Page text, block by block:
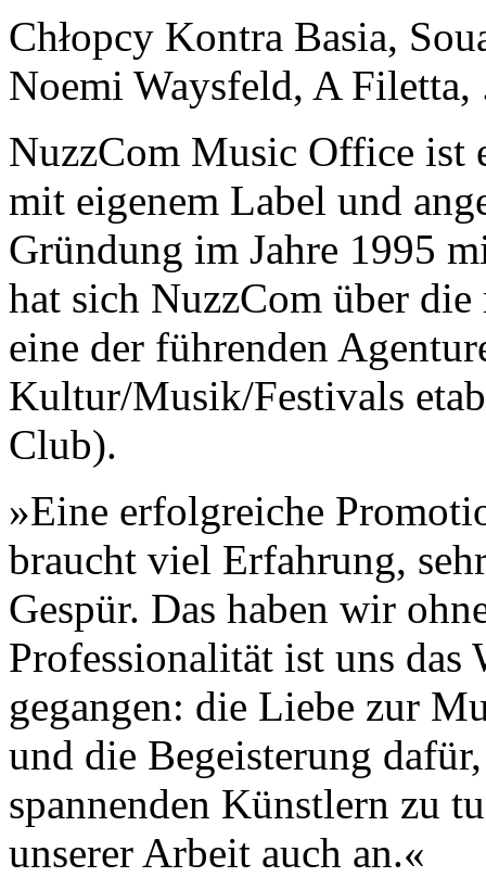
Chłopcy Kontra Basia,
Noemi Waysfeld, A Filetta,
NuzzCom Music Office ist
mit eigenem Label und
Gründung im Jahre 1995
hat sich NuzzCom über
eine der führenden
Kultur/Musik/Festivals
Club).
»Eine erfolgreiche
braucht viel Erfahrung,
Gespür. Das haben wir
Professionalität ist uns
gegangen: die Liebe zur
und die Begeisterung
spannenden Künstlern zu
unserer Arbeit auch an.«